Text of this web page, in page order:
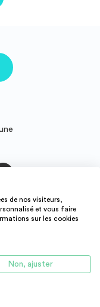
LE MOMENT
actif dans toute la
location
etc.
de nos visiteurs,
et vous faire
sur les cookies
Non, ajuster